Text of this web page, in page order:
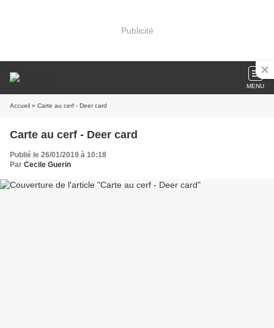
Publicité
MENU
Accueil » Carte au cerf - Deer card
Carte au cerf - Deer card
Publié le 26/01/2019 à 10:18
Par Cecile Guerin